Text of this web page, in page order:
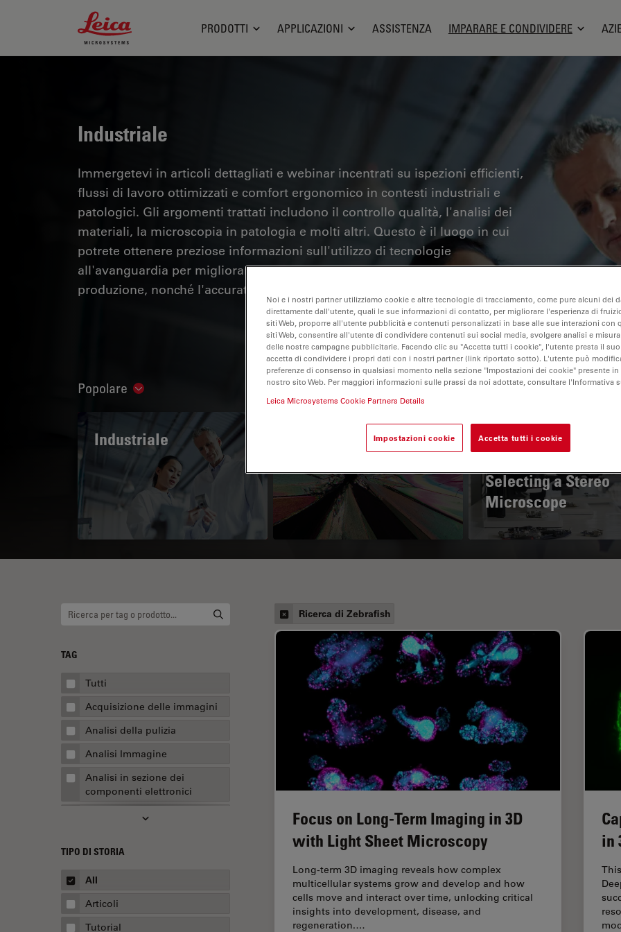
Leica Microsystems Logo
PRODOTTI APPLICAZIONI ASSISTENZA IMPARARE E CONDIVIDERE
Industriale
Immergetevi in articoli dettagliati e webinar incentrati su ispezioni efficienti,
flussi di lavoro ottimizzati e comfort ergonomico in contesti industriali e
patologici. Gli argomenti trattati includono il controllo qualità, l'analisi dei
materiali, la microscopia in patologia e molti altri. Questo è il luogo in cui
potrete ottenere preziose informazioni sull'utilizzo di tecnologie
all'avanguardia per migliorare la precisione e l'efficienza dei processi di
produzione, nonché l'accuratezza della diagnosi e della ricerca patologica.
Popolare Show subnavigation
Industriale
The Polarization
Key Factors to
Selecting a Stereo
Microscope
TAG
Tutti
Acquisizione delle immagini
Analisi della pulizia
Analisi Immagine
Analisi in sezione dei
componenti elettronici
Analisi multiplex spaziale
AR Surgery
Assemblaggio
TIPO DI STORIA
All
Articoli
Tutorial
Ricerca di Zebrafish
Focus on Long-Term Imaging in 3D
with Light Sheet Microscopy
Long-term 3D imaging reveals how complex
multicellular systems grow and develop and how
cells move and interact over time, unlocking critical
insights into development, disease, and
regeneration.…
in
Noi e i nostri partner utilizziamo cookie e altre tecnologie di tracciamento, come pure alcuni dei
direttamente dall'utente, quali le sue informazioni di contatto, per migliorare l'esperienza di
siti Web, proporre all'utente pubblicità e contenuti personalizzati in base alle sue interazioni con
siti Web, consentire all'utente di condividere contenuti sui social media, svolgere analisi e
delle nostre campagne pubblicitarie. Facendo clic su "Accetta tutti i cookie", l'utente presta il
accetta di condividere i propri dati con i nostri partner (link riportato sotto). L'utente può
preferenze di consenso in qualsiasi momento nella sezione "Impostazioni dei cookie" presente
nostro sito Web. Per maggiori informazioni sulle prassi da noi adottate, consultare l'Informativa
Leica Microsystems Cookie Partners Details
Impostazioni cookie Accetta tutti i cookie